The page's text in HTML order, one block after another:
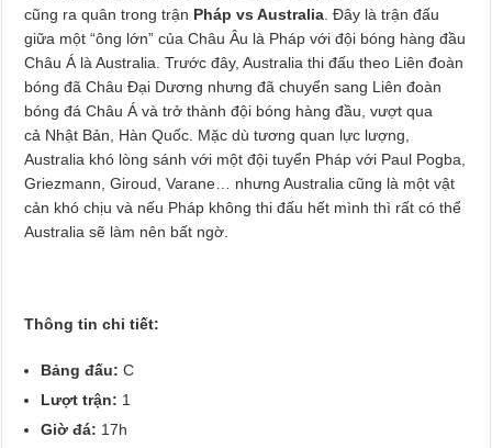
cũng ra quân trong trận Pháp vs Australia . Đây là trận đấu
giữa một “ông lớn” của Châu Âu là Pháp với đội bóng hàng đầu
Châu Á là Australia. Trước đây, Australia thi đấu theo Liên đoàn
bóng đã Châu Đại Dương nhưng đã chuyển sang Liên đoàn
bóng đá Châu Á và trở thành đội bóng hàng đầu, vượt qua
cả Nhật Bản, Hàn Quốc. Mặc dù tương quan lực lượng,
Australia khó lòng sánh với một đội tuyển Pháp với Paul Pogba,
Griezmann, Giroud, Varane… nhưng Australia cũng là một vật
cản khó chịu và nếu Pháp không thi đấu hết mình thì rất có thể
Australia sẽ làm nên bất ngờ.
Thông tin chi tiết:
Bảng đấu: C
Lượt trận: 1
Giờ đá: 17h